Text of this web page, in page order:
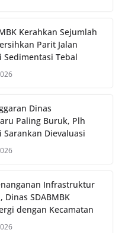
Kerahkan Sejumlah
Parit Jalan
Sedimentasi Tebal
Dinas
Paling Buruk, Plh
Sarankan Dievaluasi
Infrastruktur
Dinas SDABMBK
dengan Kecamatan